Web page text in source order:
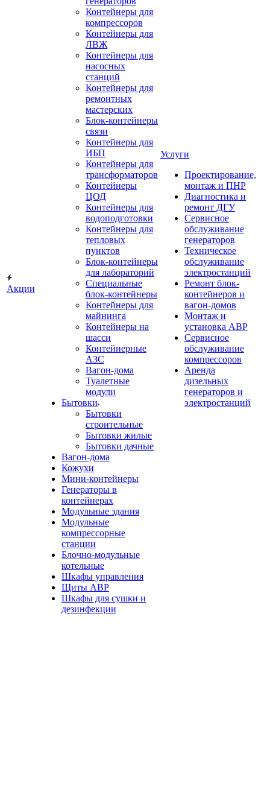
Акции
Контейнеры для
компрессоров
Контейнеры для
ЛВЖ
Контейнеры для
насосных
станций
Контейнеры для
ремонтных
мастерских
Блок-контейнеры
связи
Контейнеры для
ИБП
Контейнеры для
трансформаторов
Контейнеры
ЦОД
Контейнеры для
водоподготовки
Контейнеры для
тепловых
пунктов
Блок-контейнеры
для лабораторий
Специальные
блок-контейнеры
Контейнеры для
майнинга
Контейнеры на
шасси
Контейнерные
АЗС
Вагон-дома
Туалетные
модули
Бытовки
Бытовки
строительные
Бытовки жилые
Бытовки дачные
Вагон-дома
Кожухи
Мини-контейнеры
Генераторы в
контейнерах
Модульные здания
Модульные
компрессорные
станции
Блочно-модульные
котельные
Шкафы управления
Щиты АВР
Шкафы для сушки и
дезинфекции
Услуги
Проектирование,
монтаж и ПНР
Диагностика и
ремонт ДГУ
Сервисное
обслуживание
генераторов
Техническое
обслуживание
электростанций
Ремонт блок-
контейнеров и
вагон-домов
Монтаж и
установка АВР
Сервисное
обслуживание
компрессоров
Аренда
дизельных
генераторов и
электростанций